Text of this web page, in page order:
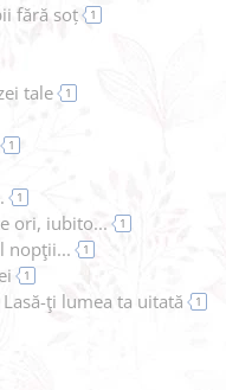
fără soț 1
tale 1
1
1
ori, iubito... 1
nopţii... 1
1
Lasă-ţi lumea ta uitată 1